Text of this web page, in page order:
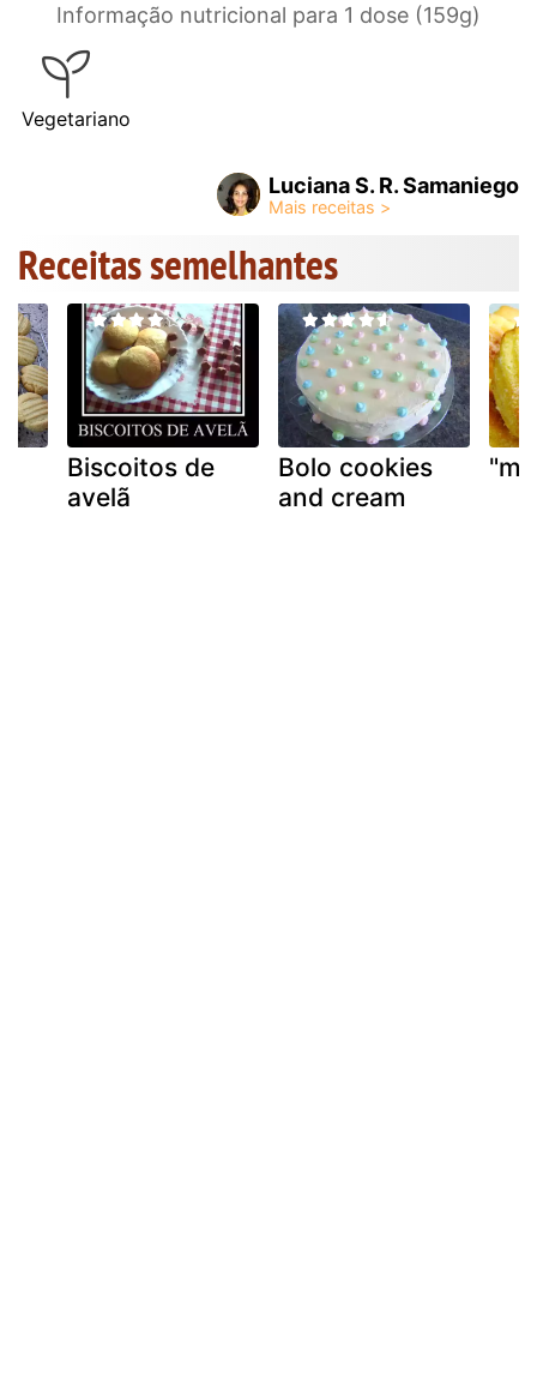
Informação nutricional para 1 dose (159g)
Vegetariano
Luciana S. R. Samaniego
Receitas semelhantes
Biscoitos de
avelã
Bolo cookies
and cream